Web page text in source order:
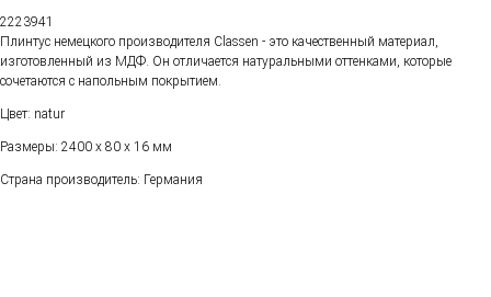
2223941
Плинтус немецкого производителя Classen - это качественный материал,
изготовленный из МДФ. Он отличается натуральными оттенками, которые
сочетаются с напольным покрытием.
Цвет: natur
Размеры: 2400 х 80 х 16 мм
Страна производитель: Германия